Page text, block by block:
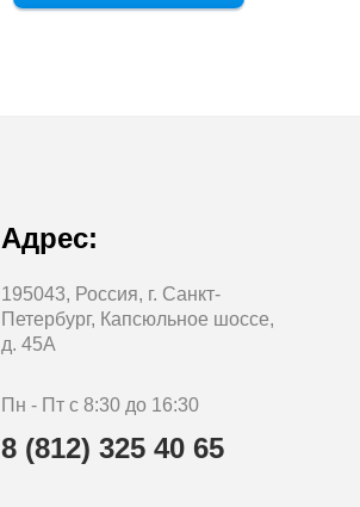
Адрес:
195043, Россия, г. Санкт-
Петербург, Капсюльное шоссе,
д. 45А
Пн - Пт с 8:30 до 16:30
8 (812) 325 40 65